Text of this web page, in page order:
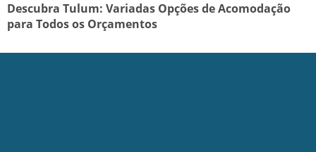
Descubra Tulum: Variadas Opções de Acomodação
para Todos os Orçamentos